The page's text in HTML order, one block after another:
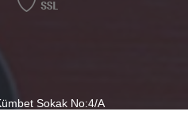
Sokak No:4/A